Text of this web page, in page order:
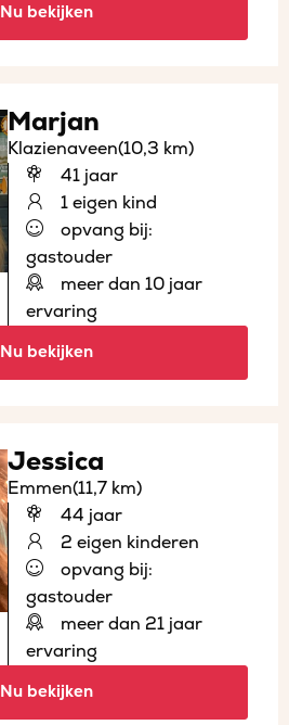
Nu bekijken
Marjan
Klazienaveen(10,3 km)
41 jaar
1 eigen kind
opvang bij:
gastouder
meer dan 10 jaar
ervaring
Nu bekijken
Jessica
Emmen(11,7 km)
44 jaar
2 eigen kinderen
opvang bij:
gastouder
meer dan 21 jaar
ervaring
Nu bekijken